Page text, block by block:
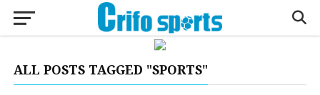
ALL POSTS TAGGED "SPORTS"